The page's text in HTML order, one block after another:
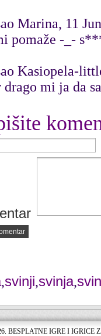
Marina, 11
pomaže -_-
Kasiopela-
drago mi ja da
,svinji,svinja,
BESPLATNE IGRE I IGRICE